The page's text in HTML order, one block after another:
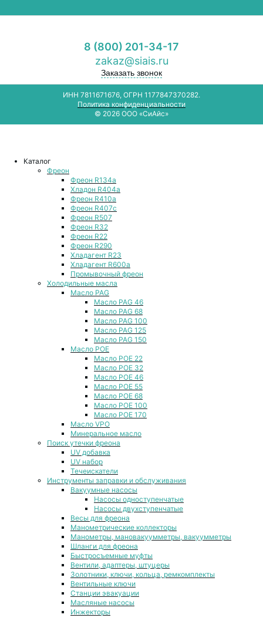
8 (800) 201-34-17
zakaz@siais.ru
Заказать звонок
ИНН 7811671676, ОГРН 1177847370282.
Политика конфиденциальности
© 2026 ООО «СиАйс»
Каталог
Фреон
Фреон R134a
Хладон R404a
Фреон R410a
Фреон R407с
Фреон R507
Фреон R32
Фреон R22
Фреон R290
Хладагент R23
Хладагент R600a
Промывочный фреон
Холодильные масла
Масло PAG
Масло PAG 46
Масло PAG 68
Масло PAG 100
Масло PAG 125
Масло PAG 150
Масло POE
Масло POE 22
Масло POE 32
Масло POE 46
Масло POE 55
Масло POE 68
Масло POE 100
Масло POE 170
Масло VPO
Минеральное масло
Поиск утечки фреона
UV добавка
UV набор
Течеискатели
Инструменты заправки и обслуживания
Вакуумные насосы
Насосы одноступенчатые
Насосы двухступенчатые
Весы для фреона
Манометрические коллекторы
Манометры, мановакуумметры, вакуумметры
Шланги для фреона
Быстросъемные муфты
Вентили, адаптеры, штуцеры
Золотники, ключи, кольца, ремкомплекты
Вентильные ключи
Станции эвакуации
Масляные насосы
Инжекторы